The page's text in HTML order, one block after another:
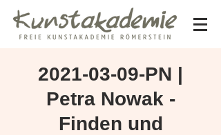
2021-03-09-PN |
Petra Nowak -
Finden und